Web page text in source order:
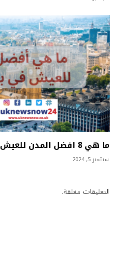
ما هي 8 افضل المدن للعيش في بريطانيا؟
سبتمبر 5, 2024
التعليقات مغلقة.